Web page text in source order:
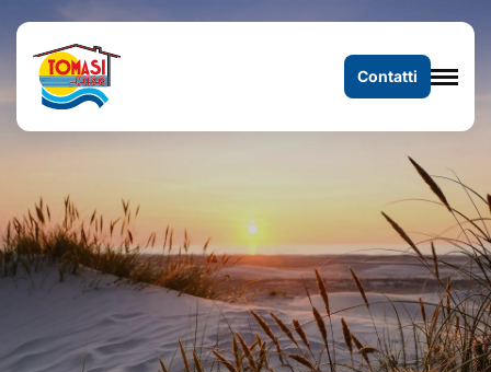
Contatti